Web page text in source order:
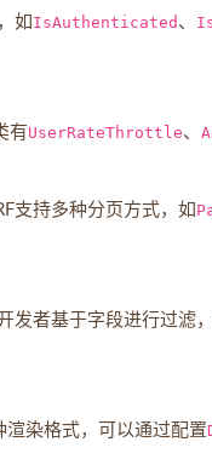
如 IsAuthenticated 、
有 UserRateThrottle、
支持多种分页方式，如
发者基于字段进行过滤
渲染格式，可以通过配置